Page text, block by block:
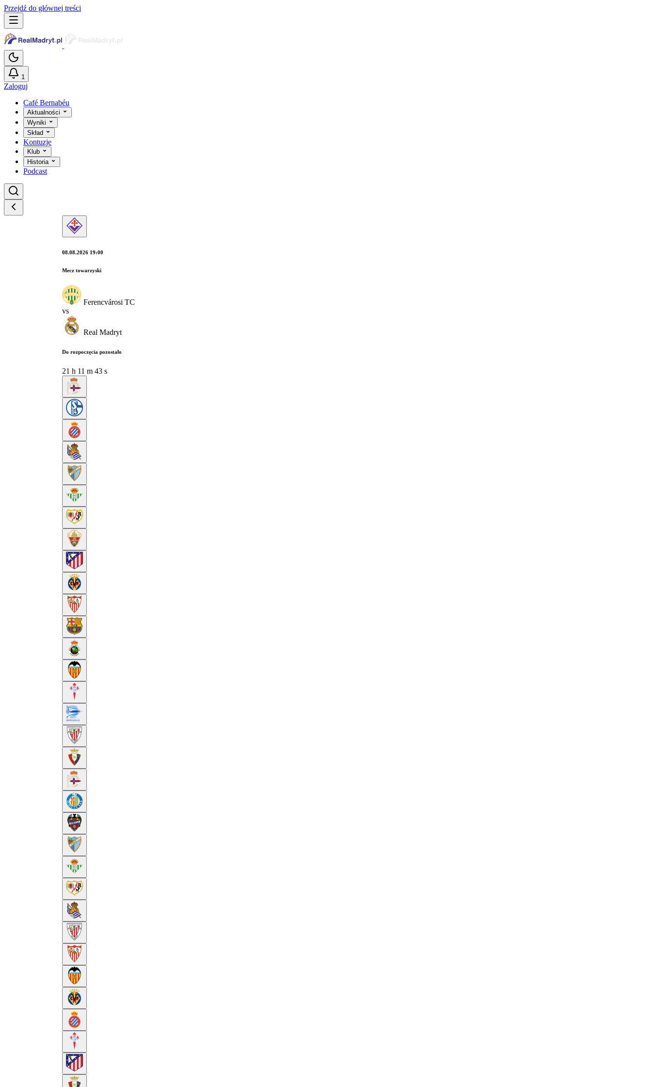
Przejdź do głównej treści
1
Zaloguj
Café Bernabéu
Aktualności
Wyniki
Skład
Kontuzje
Klub
Historia
Podcast
08.08.2026 19:00
Mecz towarzyski
Ferencvárosi TC
vs
Real Madryt
Do rozpoczęcia pozostało
21 h 11 m 42 s